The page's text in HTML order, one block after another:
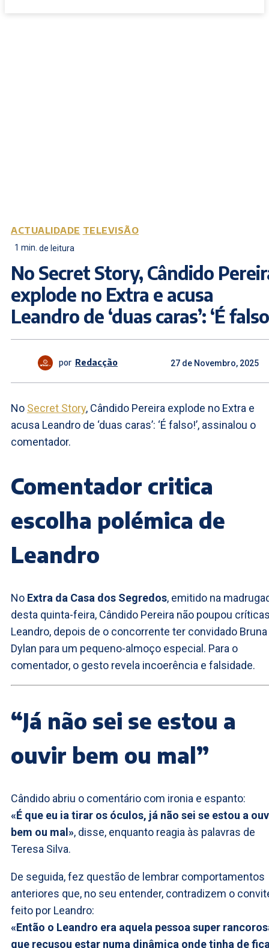
ACTUALIDADE TELEVISÃO
1 min. de leitura
No Secret Story, Cândido
explode no Extra e acusa
Leandro de ‘duas caras’: ‘É
por Redacção 27 de Novembro, 2025
No Secret Story, Cândido Pereira explode no Extra e
acusa Leandro de ‘duas caras’: ‘É falso!’, assinalou o
comentador.
Comentador critica
escolha polémica de
Leandro
No Extra da Casa dos Segredos, emitido na
desta quinta-feira, Cândido Pereira não poupou
Leandro, depois de o concorrente ter convidado Bruna
Dylan para um pequeno-almoço especial. Para o
comentador, o gesto revela incoerência e falsidade.
“Já não sei se estou a
ouvir bem ou mal”
Cândido abriu o comentário com ironia e espanto:
«É que eu ia tirar os óculos, já não sei se estou a
bem ou mal», disse, enquanto reagia às palavras de
Teresa Silva.
De seguida, fez questão de lembrar comportamentos
anteriores que, no seu entender, contradizem o
feito por Leandro:
«Então o Leandro era aquela pessoa super
que recusou estar numa dinâmica onde tinha de